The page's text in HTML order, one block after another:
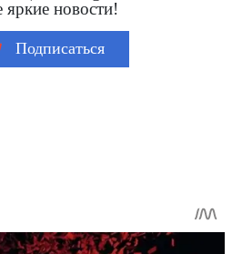
яркие новости!
Подписаться